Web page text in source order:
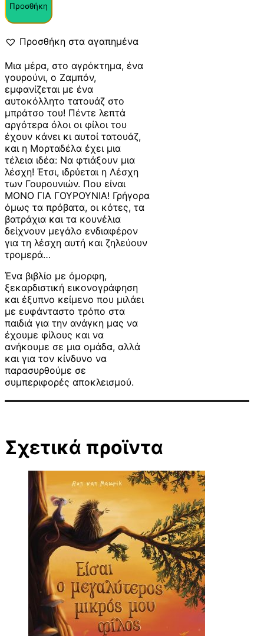
Προσθήκη
Προσθήκη στα αγαπημένα
Μια μέρα, στο αγρόκτημα, ένα
γουρούνι, ο Ζαμπόν,
εμφανίζεται με ένα
αυτοκόλλητο τατουάζ στο
μπράτσο του! Πέντε λεπτά
αργότερα όλοι οι φίλοι του
έχουν κάνει κι αυτοί τατουάζ,
και η Μορταδέλα έχει μια
τέλεια ιδέα: Να φτιάξουν μια
λέσχη! Έτσι, ιδρύεται η Λέσχη
των Γουρουνιών. Που είναι
ΜΟΝΟ ΓΙΑ ΓΟΥΡΟΥΝΙΑ! Γρήγορα
όμως τα πρόβατα, οι κότες, τα
βατράχια και τα κουνέλια
δείχνουν μεγάλο ενδιαφέρον
για τη λέσχη αυτή και ζηλεύουν
τρομερά…
Ένα βιβλίο με όμορφη,
ξεκαρδιστική εικονογράφηση
και έξυπνο κείμενο που μιλάει
με ευφάνταστο τρόπο στα
παιδιά για την ανάγκη μας να
έχουμε φίλους και να
ανήκουμε σε μια ομάδα, αλλά
και για τον κίνδυνο να
παρασυρθούμε σε
συμπεριφορές αποκλεισμού.
Σχετικά προϊντα